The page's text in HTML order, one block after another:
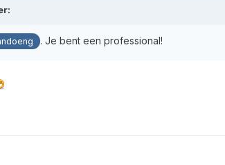
. Je bent een professional!